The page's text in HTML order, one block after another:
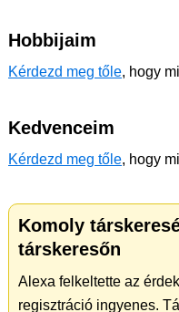
Hobbijaim
Kérdezd meg tőle, hogy
Kedvenceim
Kérdezd meg tőle, hogy
Komoly
társkeresőn
Alexa felkeltette az
regisztráció ingyenes.